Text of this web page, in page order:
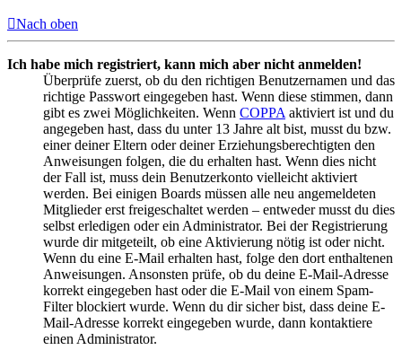
Nach oben
Ich habe mich registriert, kann mich aber nicht anmelden!
Überprüfe zuerst, ob du den richtigen Benutzernamen und das
richtige Passwort eingegeben hast. Wenn diese stimmen, dann
gibt es zwei Möglichkeiten. Wenn COPPA aktiviert ist und du
angegeben hast, dass du unter 13 Jahre alt bist, musst du bzw.
einer deiner Eltern oder deiner Erziehungsberechtigten den
Anweisungen folgen, die du erhalten hast. Wenn dies nicht
der Fall ist, muss dein Benutzerkonto vielleicht aktiviert
werden. Bei einigen Boards müssen alle neu angemeldeten
Mitglieder erst freigeschaltet werden – entweder musst du dies
selbst erledigen oder ein Administrator. Bei der Registrierung
wurde dir mitgeteilt, ob eine Aktivierung nötig ist oder nicht.
Wenn du eine E-Mail erhalten hast, folge den dort enthaltenen
Anweisungen. Ansonsten prüfe, ob du deine E-Mail-Adresse
korrekt eingegeben hast oder die E-Mail von einem Spam-
Filter blockiert wurde. Wenn du dir sicher bist, dass deine E-
Mail-Adresse korrekt eingegeben wurde, dann kontaktiere
einen Administrator.